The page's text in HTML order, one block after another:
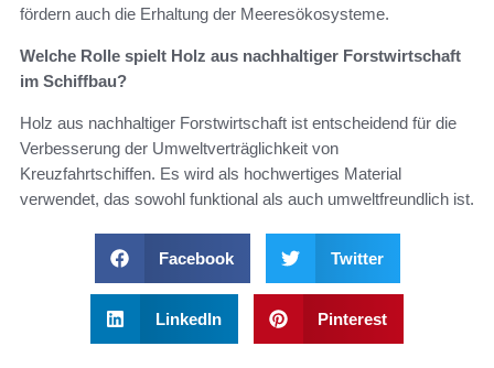
fördern auch die Erhaltung der Meeresökosysteme.
Welche Rolle spielt Holz aus nachhaltiger Forstwirtschaft
im Schiffbau?
Holz aus nachhaltiger Forstwirtschaft ist entscheidend für die
Verbesserung der Umweltverträglichkeit von
Kreuzfahrtschiffen. Es wird als hochwertiges Material
verwendet, das sowohl funktional als auch umweltfreundlich ist.
Facebook Twitter
LinkedIn Pinterest